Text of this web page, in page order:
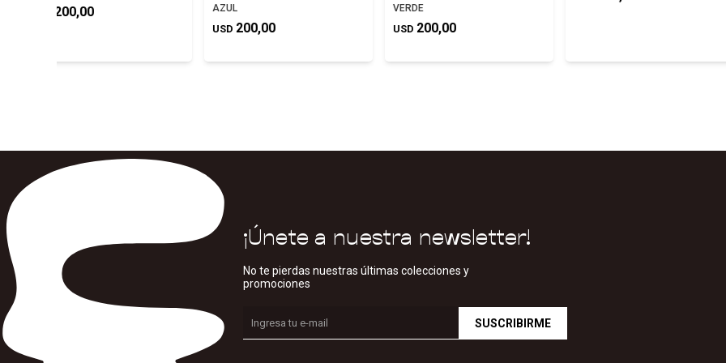
200,00 AZUL
USD 200,00
VERDE
USD 200,00
¡Únete a nuestra newsletter!
No te pierdas nuestras últimas colecciones y
promociones
SUSCRIBIRME